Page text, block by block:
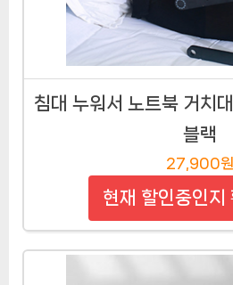
침대 누워서 노트북 거치
블랙
27,900원
현재 할인중인지